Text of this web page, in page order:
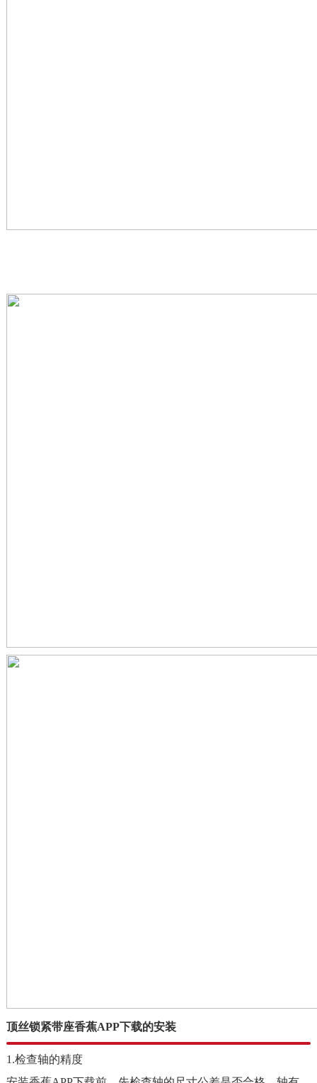
顶丝锁紧带座香蕉APP下载的安装
1.检查轴的精度